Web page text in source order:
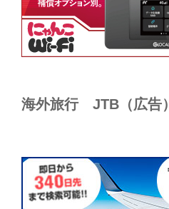
海外旅行 JTB（広告）